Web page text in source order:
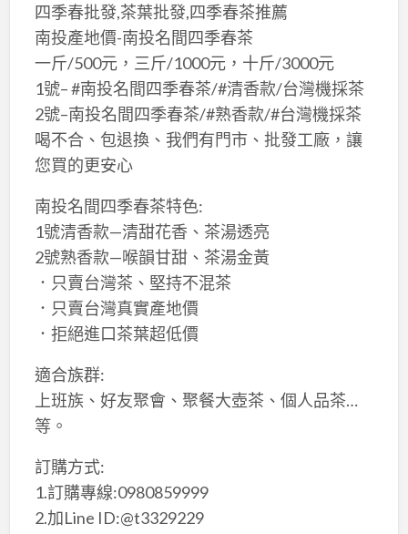
四季春批發,茶葉批發,四季春茶推薦
南投產地價-南投名間四季春茶
一斤/500元，三斤/1000元，十斤/3000元
1號– #南投名間四季春茶/#清香款/台灣機採茶
2號–南投名間四季春茶/#熟香款/#台灣機採茶
喝不合、包退換、我們有門市、批發工廠，讓
您買的更安心
南投名間四季春茶特色:
1號清香款—清甜花香、茶湯透亮
2號熟香款—喉韻甘甜、茶湯金黃
．只賣台灣茶、堅持不混茶
．只賣台灣真實產地價
．拒絕進口茶葉超低價
適合族群:
上班族、好友聚會、聚餐大壺茶、個人品茶…
等。
訂購方式:
1.訂購專線:0980859999
2.加Line ID:@t3329229